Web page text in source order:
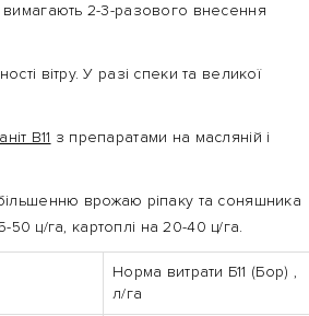
вимагають 2-3-разового внесення
вітру. У разі спеки та великої
В11 з препаратами на масляній і
врожаю ріпаку та соняшника
50 ц/га, картоплі на 20-40 ц/га.
Норма витрати Б11 (Бор) ,
л/га